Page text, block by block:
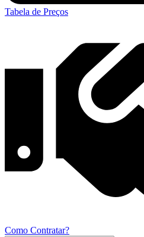
Tabela de Preços
Como Contratar?